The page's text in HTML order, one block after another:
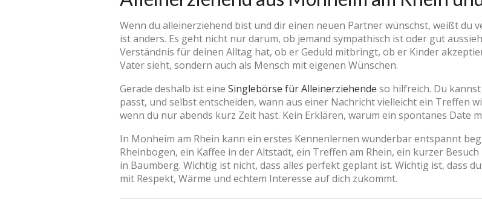
Wenn du alleinerziehend bist und dir einen neuen Partner wünschst, weißt du
ist anders. Es geht nicht nur darum, ob jemand sympathisch ist oder gut
Verständnis für deinen Alltag hat, ob er Geduld mitbringt, ob er Kinder
Vater sieht, sondern auch als Mensch mit eigenen Wünschen.
Gerade deshalb ist eine Singlebörse für Alleinerziehende so hilfreich. Du
passt, und selbst entscheiden, wann aus einer Nachricht vielleicht ein Treffen
wenn du nur abends kurz Zeit hast. Kein Erklären, warum ein spontanes Date
In Monheim am Rhein kann ein erstes Kennenlernen wunderbar entspannt
Rheinbogen, ein Kaffee in der Altstadt, ein Treffen am Rhein, ein kurzer
in Baumberg. Wichtig ist nicht, dass alles perfekt geplant ist. Wichtig ist, dass
mit Respekt, Wärme und echtem Interesse auf dich zukommt.